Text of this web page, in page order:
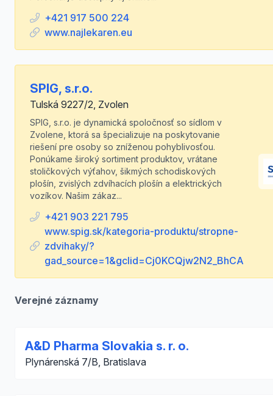
+421 917 500 224
www.najlekaren.eu
SPIG, s.r.o.
Tulská 9227/2, Zvolen
SPIG, s.r.o. je dynamická spoločnosť so sídlom v
Zvolene, ktorá sa špecializuje na poskytovanie
riešení pre osoby so zníženou pohyblivosťou.
Ponúkame široký sortiment produktov, vrátane
stoličkových výťahov, šikmých schodiskových
plošín, zvislých zdvíhacích plošín a elektrických
vozíkov. Našim zákaz...
+421 903 221 795
www.spig.sk/kategoria-produktu/stropne-
zdvihaky/?
gad_source=1&gclid=Cj0KCQjw2N2_BhCA
Verejné záznamy
A&D Pharma Slovakia s. r. o.
Plynárenská 7/B, Bratislava